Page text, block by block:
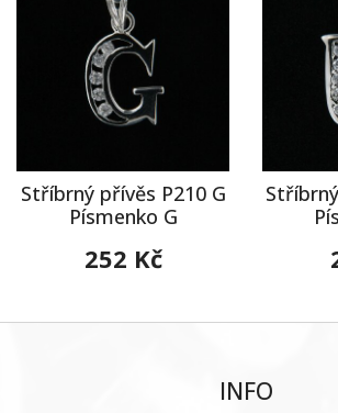
Stříbrný přívěs P210 G
Písmenko G
252 Kč
INFO